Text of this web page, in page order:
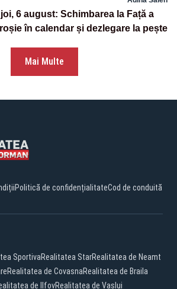
6 august: Schimbarea la Față a
în calendar și dezlegare la pește
Mai Multe
Politică de confidențialitateCod de conduită
SportivaRealitatea StarRealitatea de Neamt
Realitatea de CovasnaRealitatea de Braila
de IlfovRealitatea de Vaslui